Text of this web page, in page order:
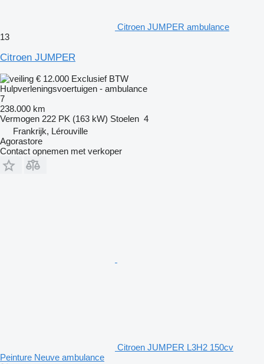
Citroen JUMPER ambulance
13
Citroen JUMPER
€ 12.000 Exclusief BTW
Hulpverleningsvoertuigen - ambulance
7
238.000 km
Vermogen 222 PK (163 kW) Stoelen 4
Frankrijk, Lérouville
Agorastore
Contact opnemen met verkoper
Citroen JUMPER L3H2 150cv
Peinture Neuve ambulance